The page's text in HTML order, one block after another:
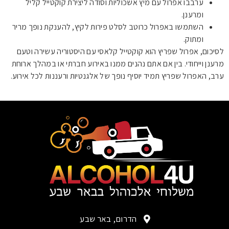
ערבבו אפרול עם מיץ אשכוליות וסודה ליצירת קוקטייל קליל
ומרענן.
השתמשו באפרול כרוטב לסלט פירות לקיץ, להענקת נופך מריר
ומתוק.
לסיכום, אפרול שפריץ הוא קוקטייל קלאסי עם היסטוריה עשירה וטעם
מרענן וייחודי. בין אם אתם נהנים ממנו באירוע חברתי או במהלך ארוחת
ערב, האפרול שפריץ תמיד יוסיף נופך של אלגנטיות ורעננות לכל אירוע.
הדרום, באר שבע